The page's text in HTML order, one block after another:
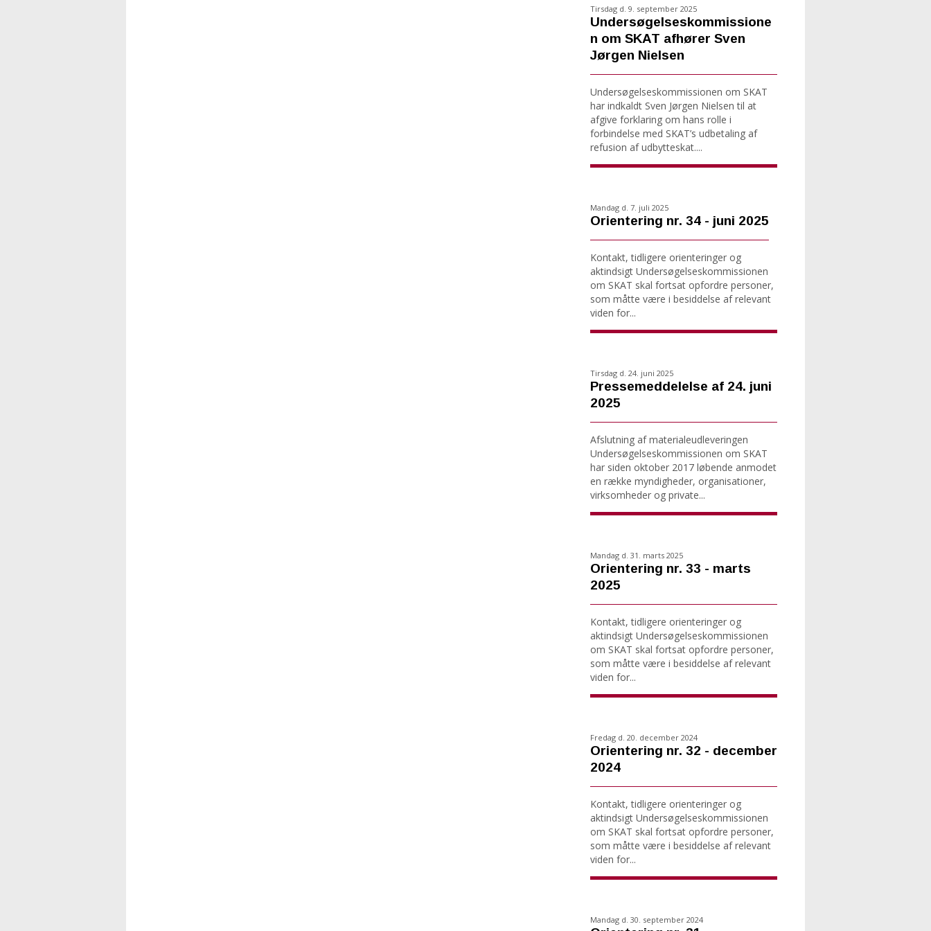
Tirsdag d. 9. september 2025
Undersøgelseskommissione
n om SKAT afhører Sven
Jørgen Nielsen
Undersøgelseskommissionen om SKAT
har indkaldt Sven Jørgen Nielsen til at
afgive forklaring om hans rolle i
forbindelse med SKAT’s udbetaling af
refusion af udbytteskat....
Mandag d. 7. juli 2025
Orientering nr. 34 - juni 2025
Kontakt, tidligere orienteringer og
aktindsigt Undersøgelseskommissionen
om SKAT skal fortsat opfordre personer,
som måtte være i besiddelse af relevant
viden for...
Tirsdag d. 24. juni 2025
Pressemeddelelse af 24. juni
2025
Afslutning af materialeudleveringen
Undersøgelseskommissionen om SKAT
har siden oktober 2017 løbende anmodet
en række myndigheder, organisationer,
virksomheder og private...
Mandag d. 31. marts 2025
Orientering nr. 33 - marts
2025
Kontakt, tidligere orienteringer og
aktindsigt Undersøgelseskommissionen
om SKAT skal fortsat opfordre personer,
som måtte være i besiddelse af relevant
viden for...
Fredag d. 20. december 2024
Orientering nr. 32 - december
2024
Kontakt, tidligere orienteringer og
aktindsigt Undersøgelseskommissionen
om SKAT skal fortsat opfordre personer,
som måtte være i besiddelse af relevant
viden for...
Mandag d. 30. september 2024